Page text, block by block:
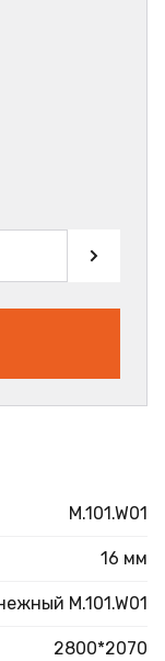
M.101.W01
16 мм
M.101.W01
2800*2070